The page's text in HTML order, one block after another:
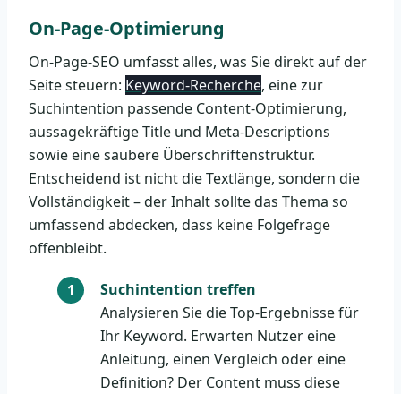
On-Page-Optimierung
On-Page-SEO umfasst alles, was Sie direkt auf der
Seite steuern: Keyword-Recherche, eine zur
Suchintention passende Content-Optimierung,
aussagekräftige Title und Meta-Descriptions
sowie eine saubere Überschriftenstruktur.
Entscheidend ist nicht die Textlänge, sondern die
Vollständigkeit – der Inhalt sollte das Thema so
umfassend abdecken, dass keine Folgefrage
offenbleibt.
Suchintention treffen
Analysieren Sie die Top-Ergebnisse für
Ihr Keyword. Erwarten Nutzer eine
Anleitung, einen Vergleich oder eine
Definition? Der Content muss diese